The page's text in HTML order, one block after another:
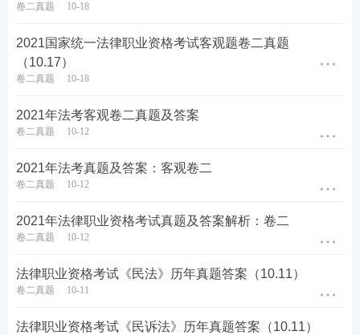
卷二真题 10-18
2021国家统一法律职业资格考试客观题卷二真题
（10.17）
卷二真题 10-18
2021年法考客观卷二真题及答案
卷二真题 10-12
2021年法考真题及答案：客观卷二
卷二真题 10-12
2021年法律职业资格考试真题及答案解析：卷二
卷二真题 10-12
法律职业资格考试《民法》历年真题答案（10.11）
卷二真题 10-11
法律职业资格考试《民诉法》历年真题答案（10.11）